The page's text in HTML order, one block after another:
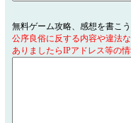
無料ゲーム攻略、感想を書こ
公序良俗に反する内容や違法
ありましたらIPアドレス等の